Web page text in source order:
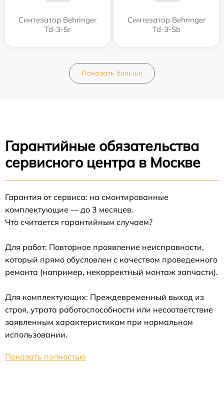
Синтезатор Behringer
Td-3-Sr
Синтезатор Behringer
Td-3-Sb
Показать больше
Гарантийные обязательства
сервисного центра в Москве
Гарантия от сервиса: на смонтированные
комплектующие — до 3 месяцев.
Что считается гарантийным случаем?
Для работ: Повторное проявление неисправности,
который прямо обусловлен с качеством проведенного
ремонта (например, некорректный монтаж запчасти).
Для комплектующих: Преждевременный выход из
строя, утрата работоспособности или несоответствие
заявленным характеристикам при нормальном
использовании.
Показать полностью